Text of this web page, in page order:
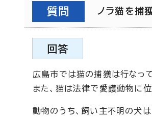
質問 ノラ猫を捕
回答
広島市では猫の捕獲は行なっ
また、猫は法律で愛護動物に
動物のうち、飼い主不明の犬は